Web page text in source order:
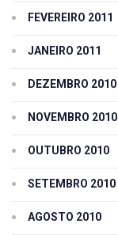
FEVEREIRO 2011
JANEIRO 2011
DEZEMBRO 2010
NOVEMBRO 2010
OUTUBRO 2010
SETEMBRO 2010
AGOSTO 2010